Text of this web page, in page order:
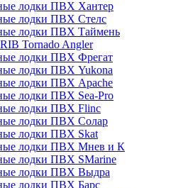
лодки ПВХ Хантер
лодки ПВХ Стелс
лодки ПВХ Таймень
Tornado Angler
лодки ПВХ Фрегат
лодки ПВХ Yukona
лодки ПВХ Apache
лодки ПВХ Sea-Pro
лодки ПВХ Flinc
лодки ПВХ Солар
лодки ПВХ Skat
лодки ПВХ Мнев и К
лодки ПВХ SMarine
лодки ПВХ Выдра
лодки ПВХ Барс